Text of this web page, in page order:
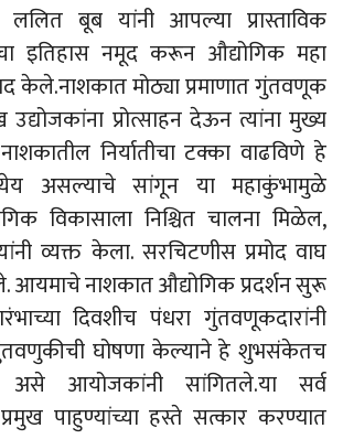
बूब यांनी आपल्या प्रास्ताविक
इतिहास नमूद करून औद्योगिक महा
केले.नाशकात मोठ्या प्रमाणात गुंतवणूक
प्रोत्साहन देऊन त्यांना मुख्य
निर्यातीचा टक्का वाढविणे हे
असल्याचे सांगून या महाकुंभामुळे
विकासाला निश्चित चालना मिळेल,
व्यक्त केला. सरचिटणीस प्रमोद वाघ
आयमाचे नाशकात औद्योगिक प्रदर्शन सुरू
दिवशीच पंधरा गुंतवणूकदारांनी
घोषणा केल्याने हे शुभसंकेतच
आयोजकांनी सांगितले.या सर्व
पाहुण्यांच्या हस्ते सत्कार करण्यात